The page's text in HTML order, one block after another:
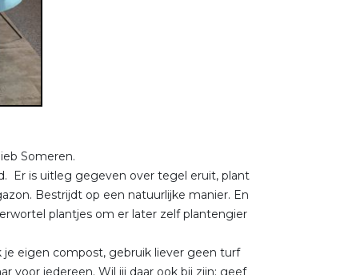
Someren.
Er is uitleg gegeven over tegel eruit, plant
Bestrijdt op een natuurlijke manier. En
plantjes om er later zelf plantengier
je eigen compost, gebruik liever geen turf
voor iedereen. Wil jij daar ook bij zijn: geef